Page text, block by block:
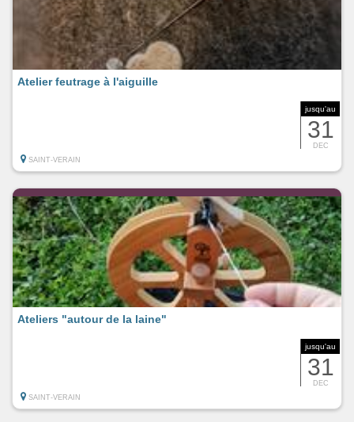
jusqu'au
31
DEC
Atelier feutrage à l'aiguille
SAINT-VERAIN
jusqu'au
31
DEC
Ateliers "autour de la laine"
SAINT-VERAIN